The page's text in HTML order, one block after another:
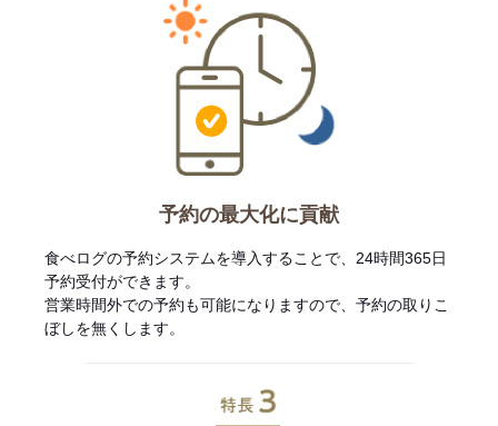
予約の最大化に貢献
食べログの予約システムを導入することで、24時間365日
予約受付ができます。
営業時間外での予約も可能になりますので、予約の取りこ
ぼしを無くします。